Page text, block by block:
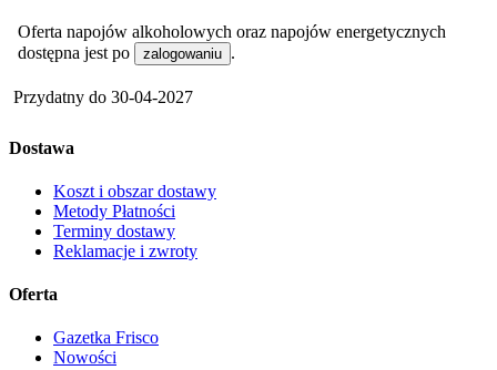
Oferta napojów alkoholowych oraz napojów energetycznych
dostępna jest po
zalogowaniu .
Przydatny do 30-04-2027
Dostawa
Koszt i obszar dostawy
Metody Płatności
Terminy dostawy
Reklamacje i zwroty
Oferta
Gazetka Frisco
Nowości